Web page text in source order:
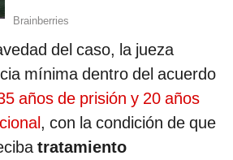
del caso, la jueza
mínima dentro del acuerdo
años de prisión y 20 años
, con la condición de que
tratamiento